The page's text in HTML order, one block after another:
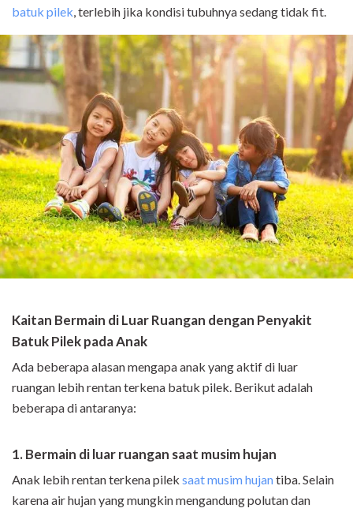
batuk pilek, terlebih jika kondisi tubuhnya sedang tidak fit.
Kaitan Bermain di Luar Ruangan dengan Penyakit
Batuk Pilek pada Anak
Ada beberapa alasan mengapa anak yang aktif di luar
ruangan lebih rentan terkena batuk pilek. Berikut adalah
beberapa di antaranya:
1. Bermain di luar ruangan saat musim hujan
Anak lebih rentan terkena pilek saat musim hujantiba. Selain
karena air hujan yang mungkin mengandung polutan dan